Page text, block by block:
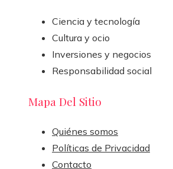
Ciencia y tecnología
Cultura y ocio
Inversiones y negocios
Responsabilidad social
Mapa Del Sitio
Quiénes somos
Políticas de Privacidad
Contacto